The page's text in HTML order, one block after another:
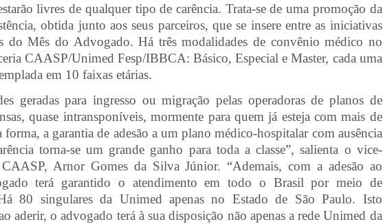
livres de qualquer tipo de carência. Trata-se de uma promoção da
obtida junto aos seus parceiros, que se insere entre as iniciativas
do Mês do Advogado. Há três modalidades de convênio médico no
CAASP/Unimed Fesp/IBBCA: Básico, Especial e Master, cada uma
em 10 faixas etárias.
geradas para ingresso ou migração pelas operadoras de planos de
quase intransponíveis, mormente para quem já esteja com mais de
forma, a garantia de adesão a um plano médico-hospitalar com ausência
torna-se um grande ganho para toda a classe”, salienta o vice-
CAASP, Arnor Gomes da Silva Júnior. “Ademais, com a adesão ao
terá garantido o atendimento em todo o Brasil por meio de
80 singulares da Unimed apenas no Estado de São Paulo. Isto
aderir, o advogado terá à sua disposição não apenas a rede Unimed da